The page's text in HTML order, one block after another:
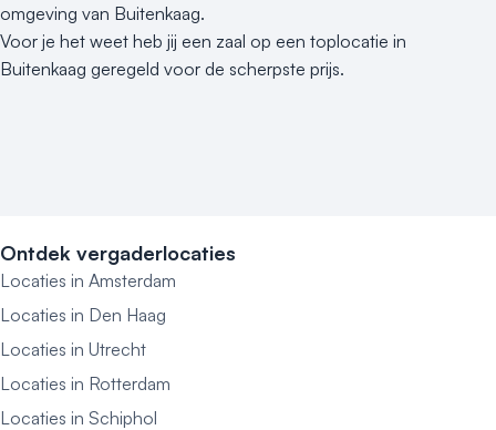
omgeving van Buitenkaag.
Voor je het weet heb jij een zaal op een toplocatie in
Buitenkaag geregeld voor de scherpste prijs.
Ontdek vergaderlocaties
Locaties in Amsterdam
Locaties in Den Haag
Locaties in Utrecht
Locaties in Rotterdam
Locaties in Schiphol